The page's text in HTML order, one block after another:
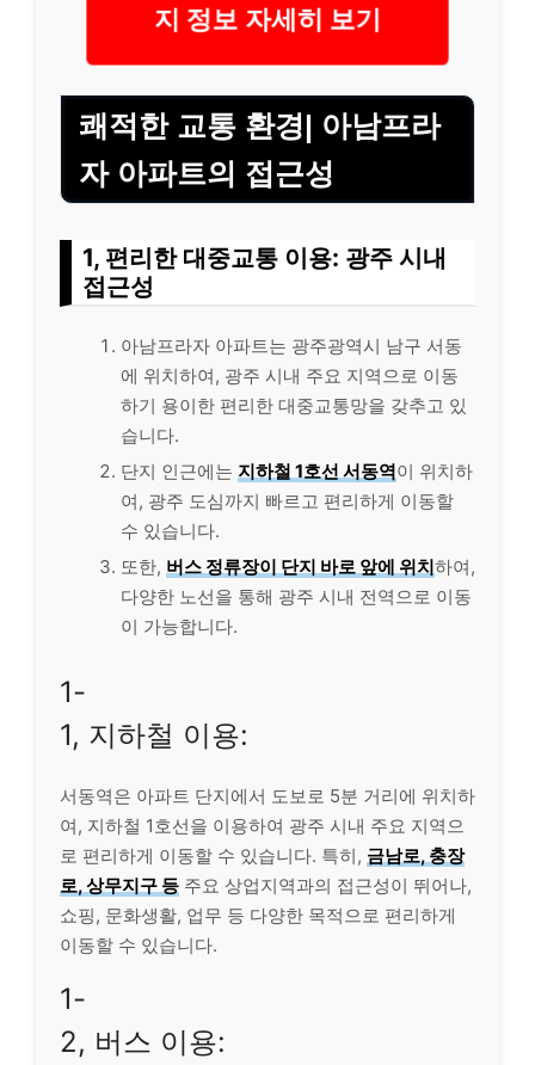
지 정보 자세히 보기
쾌적한 교통 환경| 아남프라
자 아파트의 접근성
1, 편리한 대중교통 이용: 광주 시내
접근성
아남프라자 아파트는 광주광역시 남구 서동
에 위치하여, 광주 시내 주요 지역으로 이동
하기 용이한 편리한 대중교통망을 갖추고 있
습니다.
단지 인근에는 지하철 1호선 서동역이 위치하
여, 광주 도심까지 빠르고 편리하게 이동할
수 있습니다.
또한, 버스 정류장이 단지 바로 앞에 위치하여,
다양한 노선을 통해 광주 시내 전역으로 이동
이 가능합니다.
1-
1, 지하철 이용:
서동역은 아파트 단지에서 도보로 5분 거리에 위치하
여, 지하철 1호선을 이용하여 광주 시내 주요 지역으
로 편리하게 이동할 수 있습니다. 특히, 금남로, 충장
로, 상무지구 등 주요 상업지역과의 접근성이 뛰어나,
쇼핑, 문화생활, 업무 등 다양한 목적으로 편리하게
이동할 수 있습니다.
1-
2, 버스 이용: